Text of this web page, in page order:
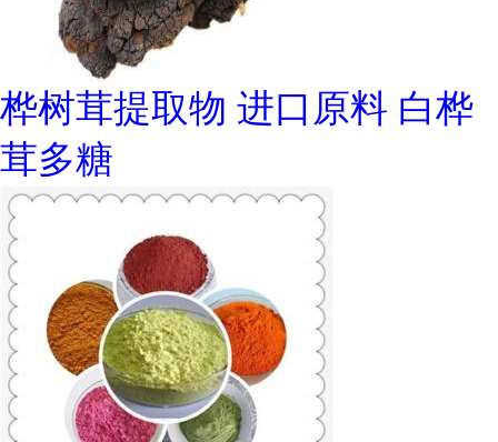
桦树茸提取物 进口原料 白桦
茸多糖